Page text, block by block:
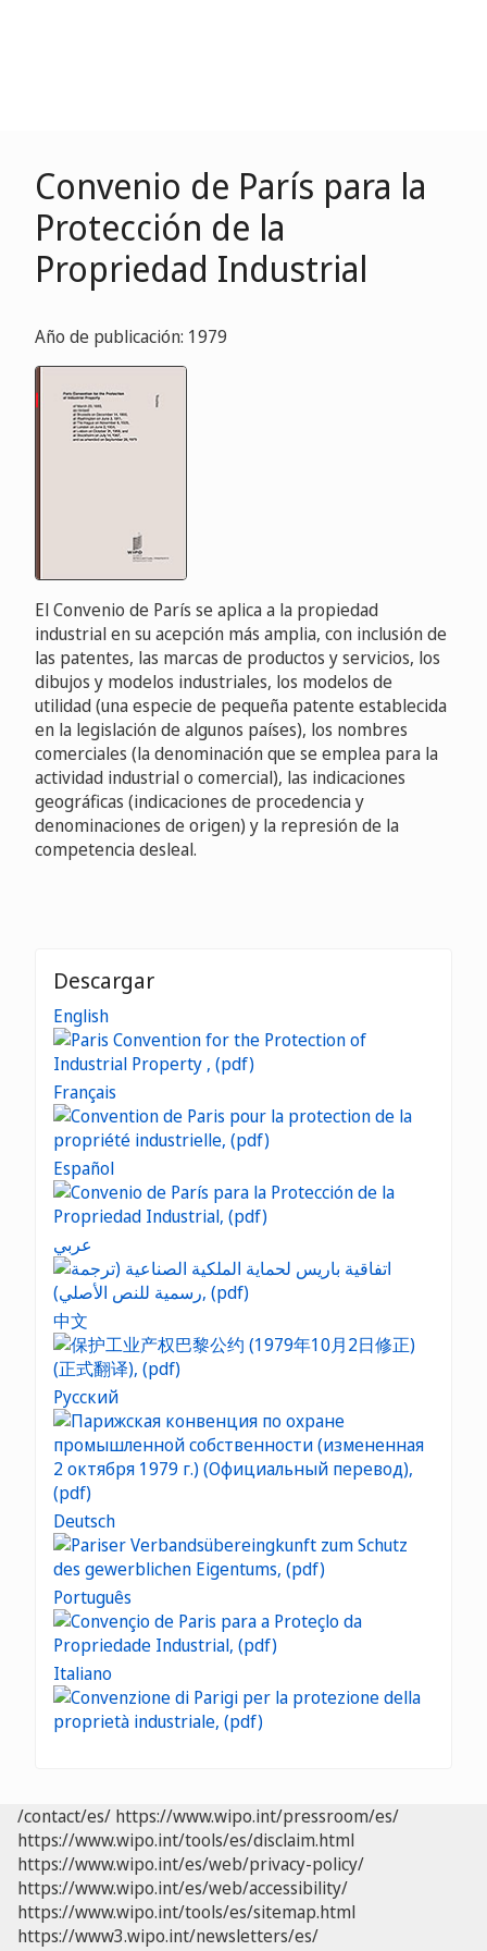
Convenio de París para la
Protección de la
Propriedad Industrial
Año de publicación: 1979
El Convenio de París se aplica a la propiedad
industrial en su acepción más amplia, con inclusión de
las patentes, las marcas de productos y servicios, los
dibujos y modelos industriales, los modelos de
utilidad (una especie de pequeña patente establecida
en la legislación de algunos países), los nombres
comerciales (la denominación que se emplea para la
actividad industrial o comercial), las indicaciones
geográficas (indicaciones de procedencia y
denominaciones de origen) y la represión de la
competencia desleal.
Descargar
English
Français
Español
عربي
中文
Русский
Deutsch
Português
Italiano
/contact/es/ https://www.wipo.int/pressroom/es/
https://www.wipo.int/tools/es/disclaim.html
https://www.wipo.int/es/web/privacy-policy/
https://www.wipo.int/es/web/accessibility/
https://www.wipo.int/tools/es/sitemap.html
https://www3.wipo.int/newsletters/es/